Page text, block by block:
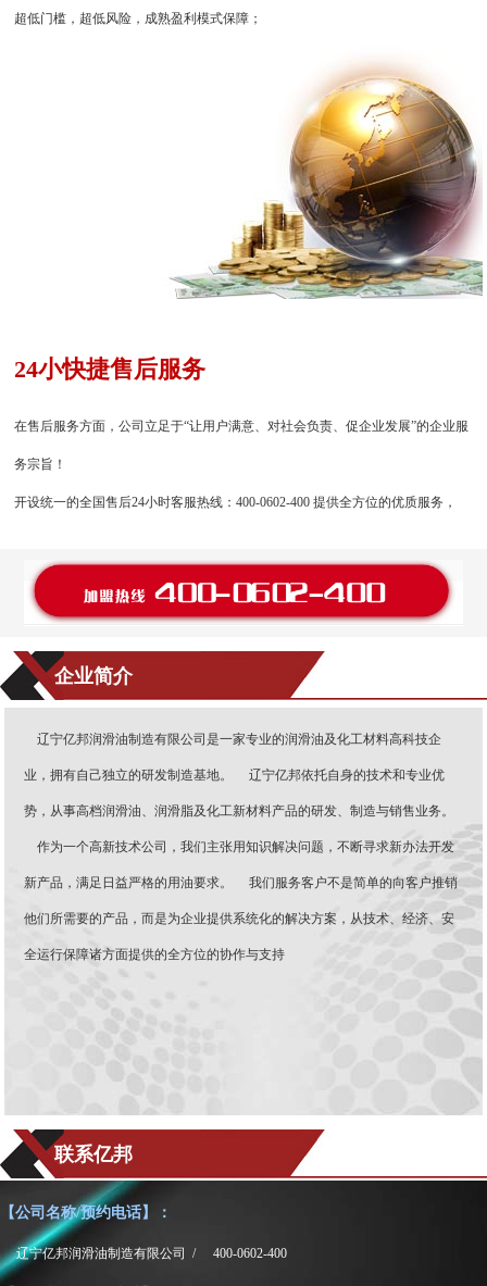
超低门槛，超低风险，成熟盈利模式保障；
24小快捷售后服务
在售后服务方面，公司立足于“让用户满意、对社会负责、促企业发展”的企业服
务宗旨！
开设统一的全国售后24小时客服热线：400-0602-400 提供全方位的优质服务，
企业简介
辽宁亿邦润滑油制造有限公司是一家专业的润滑油及化工材料高科技企
业，拥有自己独立的研发制造基地。 辽宁亿邦依托自身的技术和专业优
势，从事高档润滑油、润滑脂及化工新材料产品的研发、制造与销售业务。
作为一个高新技术公司，我们主张用知识解决问题，不断寻求新办法开发
新产品，满足日益严格的用油要求。 我们服务客户不是简单的向客户推销
他们所需要的产品，而是为企业提供系统化的解决方案，从技术、经济、安
全运行保障诸方面提供的全方位的协作与支持
联系亿邦
【公司名称/预约电话】：
辽宁亿邦润滑油制造有限公司 / 400-0602-400